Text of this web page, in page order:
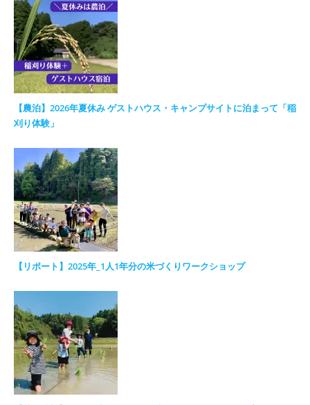
【農泊】2026年夏休み ゲストハウス・キャンプサイトに泊まって「稲
刈り体験」
【リポート】2025年_1人1年分の米づくりワークショップ